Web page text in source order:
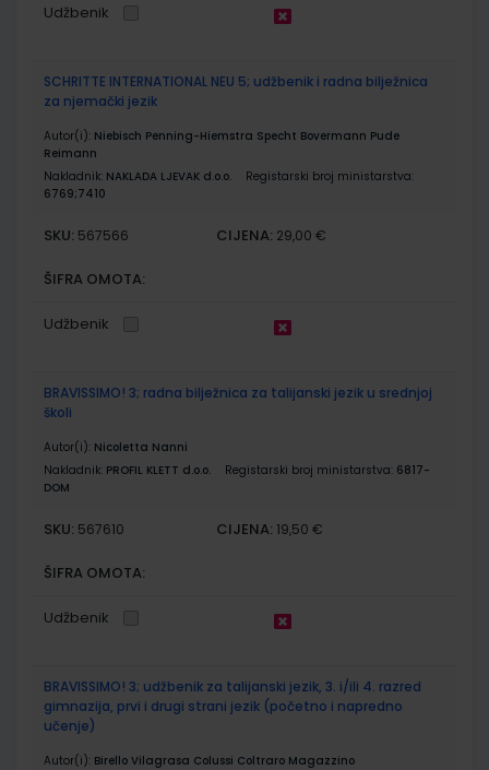
Udžbenik
SCHRITTE INTERNATIONAL NEU 5; udžbenik i radna bilježnica
za njemački jezik
Autor(i): Niebisch Penning-Hiemstra Specht Bovermann Pude
Reimann
Nakladnik: NAKLADA LJEVAK d.o.o.
Registarski broj ministarstva:
6769;7410
SKU: 567566 CIJENA: 29,00 €
ŠIFRA OMOTA:
Udžbenik
BRAVISSIMO! 3; radna bilježnica za talijanski jezik u srednjoj
školi
Autor(i): Nicoletta Nanni
Nakladnik: PROFIL KLETT d.o.o. Registarski broj ministarstva: 6817-
DOM
SKU: 567610 CIJENA: 19,50 €
ŠIFRA OMOTA:
Udžbenik
BRAVISSIMO! 3; udžbenik za talijanski jezik, 3. i/ili 4. razred
gimnazija, prvi i drugi strani jezik (početno i napredno
učenje)
Autor(i): Birello Vilagrasa Colussi Coltraro Magazzino